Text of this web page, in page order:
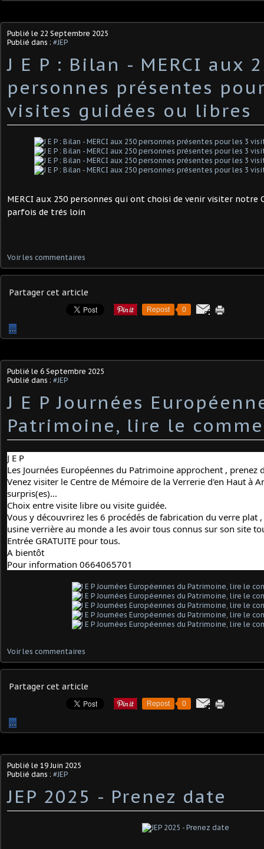
Publié le 22 Septembre 2025
Publié dans : #JEP
J E P : Bilan - MERCI aux
personnes présentes
visites guidées ou libres
MERCI aux 250 personnes qui ont choisi de venir visiter notre
parfois de trés loin
Voir les commentaires
Partager cet article
Repost 0
…
Publié le 6 Septembre 2025
Publié dans : #JEP
J E P Journées
Patrimoine, lire le
J E P
Les Journées Européennes du Patrimoine approchent , prenez
Venez visiter le Centre de Mémoire de la Verrerie d'en Haut à
surpris(es)...
Choix entre visite libre ou visite guidée.
Vous y découvrirez les 6 procédés de fabrication du verre plat
usine verrière au monde a les avoir tous connus sur son site
Entrée GRATUITE pour tous.
A bientôt
Pour information 0664065701
Voir les commentaires
Partager cet article
Repost 0
…
Publié le 19 Juin 2025
Publié dans : #JEP
JEP 2025 - Prenez date